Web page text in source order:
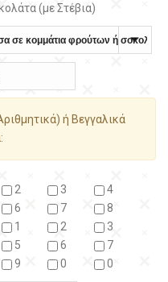
(με Στέβια)
ή Βεγγαλικά
2 3
4
6 7
8
1 2
3
5 6
7
9 0 0